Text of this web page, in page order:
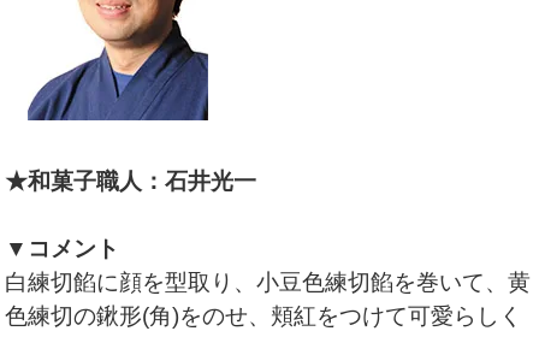
★和菓子職人：石井光一
▼コメント
白練切餡に顔を型取り、小豆色練切餡を巻いて、黄
色練切の鍬形(角)をのせ、頬紅をつけて可愛らしく